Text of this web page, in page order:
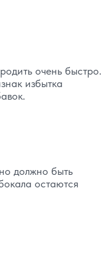
очень быстро.
избытка
должно быть
остаются